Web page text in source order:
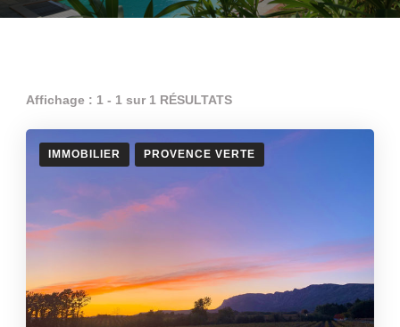
Affichage : 1 - 1 sur 1 RÉSULTATS
IMMOBILIER PROVENCE VERTE